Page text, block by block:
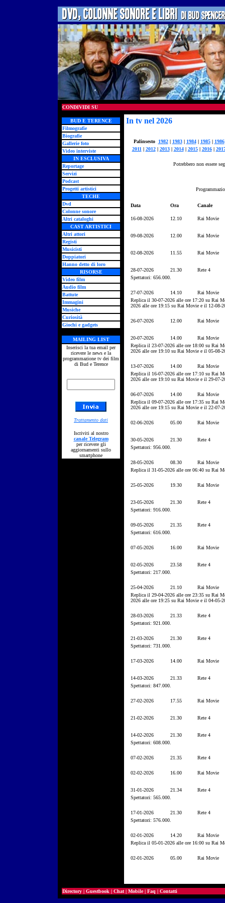
CONDIVIDI SU
BUD E TERENCE
Filmografie
Biografie
Gallerie foto
Video interviste
IN ESCLUSIVA
Reportage
Servizi
Podcast
Progetti artistici
TECHE
Dvd
Colonne sonore
Altri cataloghi
CAST ARTISTICI
Altri attori
Registi
Musicisti
Doppiatori
Hanno detto di loro
RISORSE
Video film
Audio film
Battute
Immagini
Musiche
Curiosità
Giochi e gadgets
MAILING LIST
Inserisci la tua email per
ricevere le news e la
programmazione tv dei film
di Bud e Terence
Trattamento dati
Iscriviti al nostro
canale Telegram
per ricevere gli
aggiornamenti sullo
smartphone
In tv nel 2026
Palinsesto 1982| 1983| 1984| 1985| 1986
2011 | 2012| 2013| 2014| 2015| 2016|
Potrebbero non essere
Data Ora Canale
16-08-2026 12.10 Rai Movie
09-08-2026 12.00 Rai Movie
02-08-2026 11.55 Rai Movie
28-07-2026 21.30
Rete 4
Spettatori: 656.000.
27-07-2026 14.10
Rai Movie
Replica il 30-07-2026 alle ore 17:20 su Rai
2026 alle ore 19:15 su Rai Movie e il 12-08-
26-07-2026 12.00 Rai Movie
20-07-2026 14.00
Rai Movie
Replica il 23-07-2026 alle ore 18:00 su Rai
2026 alle ore 19:10 su Rai Movie e il 05-08-
13-07-2026 14.00
Rai Movie
Replica il 16-07-2026 alle ore 17:10 su Rai
2026 alle ore 19:10 su Rai Movie e il 29-07-
06-07-2026 14.00
Rai Movie
Replica il 09-07-2026 alle ore 17:35 su Rai
2026 alle ore 19:15 su Rai Movie e il 22-07-
02-06-2026 05.00 Rai Movie
30-05-2026 21.30
Rete 4
Spettatori: 956.000.
28-05-2026 08.30
Rai Movie
Replica il 31-05-2026 alle ore 06:40 su Rai
25-05-2026 19.30 Rai Movie
23-05-2026 21.30
Rete 4
Spettatori: 916.000.
09-05-2026 21.35
Rete 4
Spettatori: 616.000.
07-05-2026 16.00 Rai Movie
02-05-2026 23.58
Rete 4
Spettatori: 217.000.
25-04-2026 21.10
Rai Movie
Replica il 29-04-2026 alle ore 23:35 su Rai
2026 alle ore 19:25 su Rai Movie e il 04-05-
28-03-2026 21.33
Rete 4
Spettatori: 921.000.
21-03-2026 21.30
Rete 4
Spettatori: 731.000.
17-03-2026 14.00 Rai Movie
14-03-2026 21.33
Rete 4
Spettatori: 847.000.
27-02-2026 17.55 Rai Movie
21-02-2026 21.30 Rete 4
14-02-2026 21.30
Rete 4
Spettatori: 608.000.
07-02-2026 21.35 Rete 4
02-02-2026 16.00 Rai Movie
31-01-2026 21.34
Rete 4
Spettatori: 565.000.
17-01-2026 21.30
Rete 4
Spettatori: 576.000.
02-01-2026 14.20
Rai Movie
Replica il 05-01-2026 alle ore 16:00 su Rai
02-01-2026 05.00 Rai Movie
Directory | Guestbook | Chat | Mobile| Faq | Contatti